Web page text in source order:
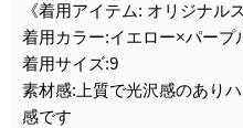
《着用アイテム: オリジナル
着用カラー:イエロー×パープ
着用サイズ:9
素材感:上質で光沢感のあり
感です